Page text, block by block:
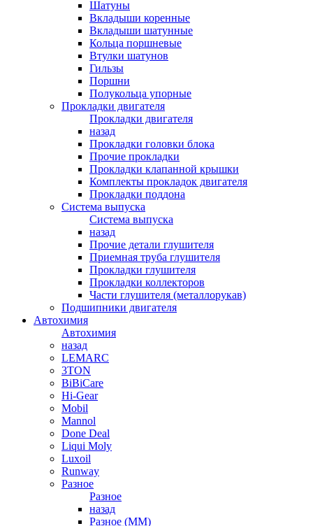
Шатуны
Вкладыши коренные
Вкладыши шатунные
Кольца поршневые
Втулки шатунов
Гильзы
Поршни
Полукольца упорные
Прокладки двигателя
Прокладки двигателя
назад
Прокладки головки блока
Прочие прокладки
Прокладки клапанной крышки
Комплекты прокладок двигателя
Прокладки поддона
Система выпуска
Система выпуска
назад
Прочие детали глушителя
Приемная труба глушителя
Прокладки глушителя
Прокладки коллекторов
Части глушителя (металлорукав)
Подшипники двигателя
Автохимия
Автохимия
назад
LEMARC
3TON
BiBiCare
Hi-Gear
Mobil
Mannol
Done Deal
Liqui Moly
Luxoil
Runway
Разное
Разное
назад
Разное (ММ)